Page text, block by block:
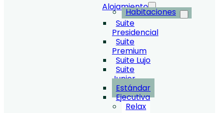
AlojamientoHabitaciones
Suite
Presidencial
Suite
Premium
Suite Lujo
Suite
Junior
Estándar
Ejecutiva
Relax